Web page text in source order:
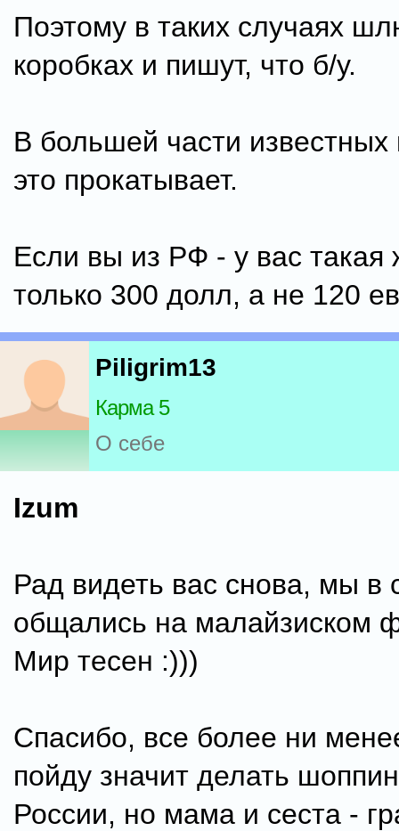
Поэтому в таких случаях
коробках и пишут, что б/у.
В большей части известных
это прокатывает.
Если вы из РФ - у вас такая
только 300 долл, а не 120
Piligrim13
Карма 5
О себе
Izum
Рад видеть вас снова, мы в
общались на малайзиском
Мир тесен :)))
Спасибо, все более ни
пойду значит делать
России, но мама и сеста -